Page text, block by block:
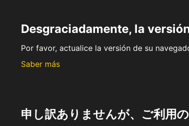
Desgraciadamente, la
Por favor, actualice la versión de su
Saber más
申し訳ありませんが、ご利用